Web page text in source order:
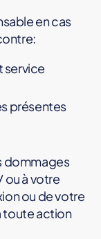
en cas
service
présentes
dommages
ou à votre
ou de votre
toute action